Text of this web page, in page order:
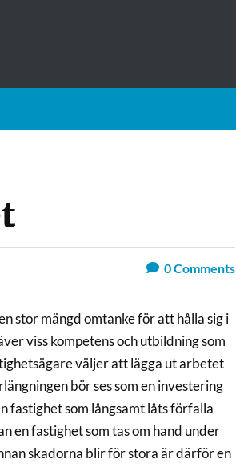
0Comments
stor mängd omtanke för att hålla sig i
viss kompetens och utbildning som
väljer att lägga ut arbetet
bör ses som en investering
fastighet som långsamt låts förfalla
en fastighet som tas om hand under
skadorna blir för stora är därför en